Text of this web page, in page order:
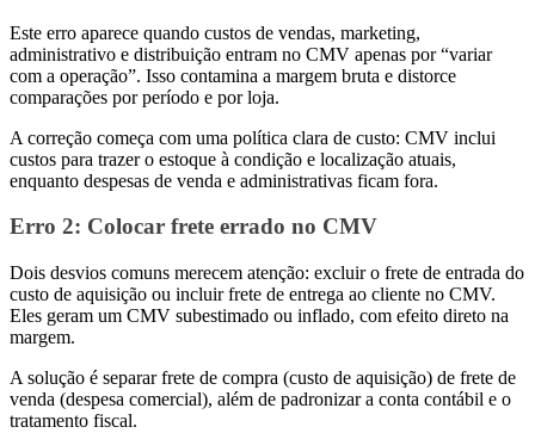
Este erro aparece quando custos de vendas, marketing,
administrativo e distribuição entram no CMV apenas por “variar
com a operação”. Isso contamina a margem bruta e distorce
comparações por período e por loja.
A correção começa com uma política clara de custo: CMV inclui
custos para trazer o estoque à condição e localização atuais,
enquanto despesas de venda e administrativas ficam fora.
Erro 2: Colocar frete errado no CMV
Dois desvios comuns merecem atenção: excluir o frete de entrada do
custo de aquisição ou incluir frete de entrega ao cliente no CMV.
Eles geram um CMV subestimado ou inflado, com efeito direto na
margem.
A solução é separar frete de compra (custo de aquisição) de frete de
venda (despesa comercial), além de padronizar a conta contábil e o
tratamento fiscal.